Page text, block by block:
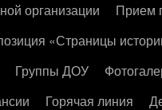
организации
Прием
«Страницы
Группы ДОУ
Горячая линия